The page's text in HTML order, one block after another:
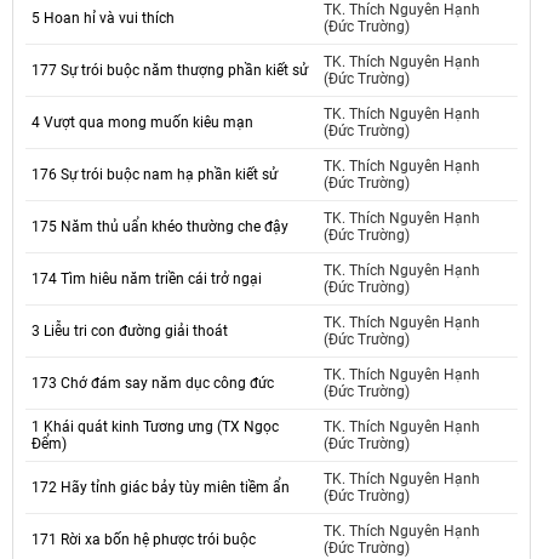
5 Hoan hỉ và vui thích
TK. Thích Nguyên Hạnh
(Đức Trường)
177 Sự trói buộc năm thượng phần kiết sử
TK. Thích Nguyên Hạnh
(Đức Trường)
4 Vượt qua mong muốn kiêu mạn
TK. Thích Nguyên Hạnh
(Đức Trường)
176 Sự trói buộc nam hạ phần kiết sử
TK. Thích Nguyên Hạnh
(Đức Trường)
175 Năm thủ uẩn khéo thường che đậy
TK. Thích Nguyên Hạnh
(Đức Trường)
174 Tìm hiêu năm triền cái trở ngại
TK. Thích Nguyên Hạnh
(Đức Trường)
3 Liễu tri con đường giải thoát
TK. Thích Nguyên Hạnh
(Đức Trường)
173 Chớ đám say năm dục công đức
TK. Thích Nguyên Hạnh
(Đức Trường)
1 Khái quát kinh Tương ưng (TX Ngọc
Đểm)
TK. Thích Nguyên Hạnh
(Đức Trường)
172 Hãy tỉnh giác bảy tùy miên tiềm ẩn
TK. Thích Nguyên Hạnh
(Đức Trường)
171 Rời xa bốn hệ phược trói buộc
TK. Thích Nguyên Hạnh
(Đức Trường)